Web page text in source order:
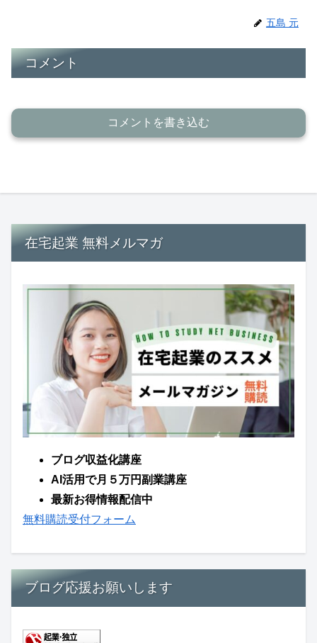
五島 元
コメント
コメントを書き込む
在宅起業 無料メルマガ
ブログ収益化講座
AI活用で月５万円副業講座
最新お得情報配信中
無料購読受付フォーム
ブログ応援お願いします